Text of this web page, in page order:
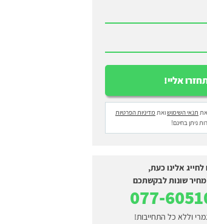
תנאי השימושואת מדיניות הפרטיות
ניתן בחינם!
אלינו כעת,
וללא כל התחייבות!